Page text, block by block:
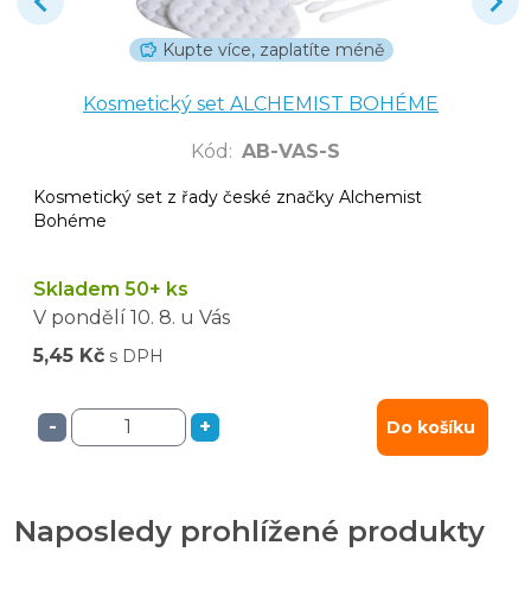
Kupte více, zaplatíte méně
Kosmetický set ALCHEMIST BOHÉME
Kód : AB-VAS-S
Kosmetický set z řady české značky Alchemist
Bohéme
Skladem 50+ ks
V pondělí 10. 8. u Vás
5,45 Kč s DPH
- + Do košíku
Naposledy prohlížené produkty